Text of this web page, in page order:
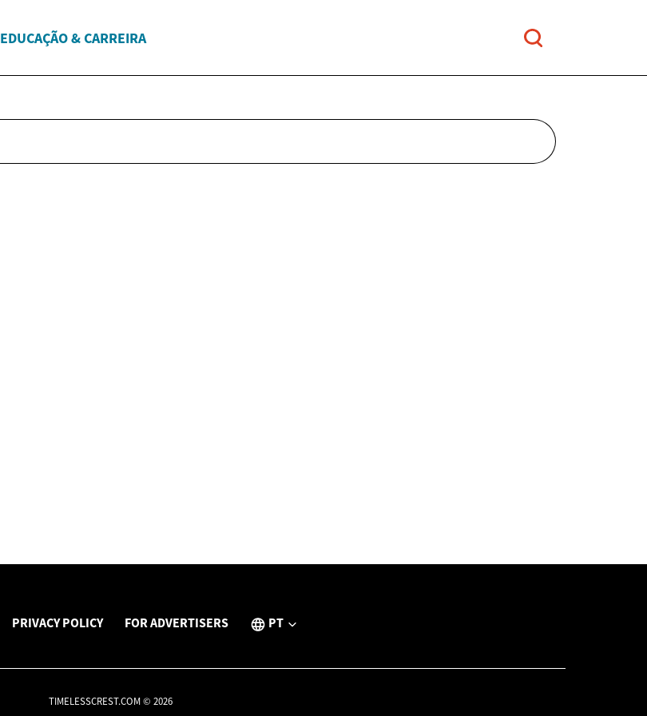
EDUCAÇÃO & CARREIRA
PRIVACY POLICY FOR ADVERTISERS PT
TIMELESSCREST.COM © 2026